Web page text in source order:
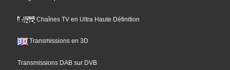
Chaînes TV en Ultra Haute Définition
Transmissions en 3D
Transmissions DAB sur DVB